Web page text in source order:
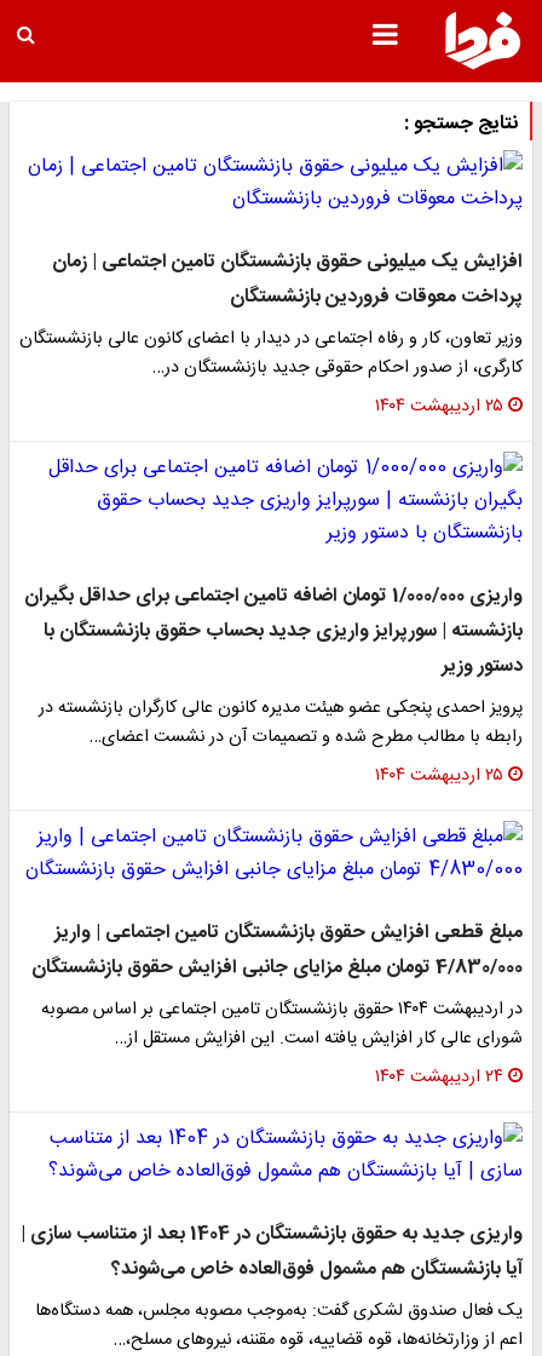
نتایج جستجو :
افزایش یک میلیونی حقوق بازنشستگان تامین اجتماعی | زمان
پرداخت معوقات فروردین بازنشستگان
وزیر تعاون، کار و رفاه اجتماعی در دیدار با اعضای کانون عالی بازنشستگان
کارگری، از صدور احکام حقوقی جدید بازنشستگان در…
۲۵ اردیبهشت ۱۴۰۴
واریزی 1/000/000 تومان اضافه تامین اجتماعی برای حداقل بگیران
بازنشسته | سورپرایز واریزی جدید بحساب حقوق بازنشستگان با
دستور وزیر
پرویز احمدی پنجکی عضو هیئت مدیره کانون عالی کارگران بازنشسته در
رابطه با مطالب مطرح شده و تصمیمات آن در نشست اعضای…
۲۵ اردیبهشت ۱۴۰۴
مبلغ قطعی افزایش حقوق بازنشستگان تامین اجتماعی | واریز
4/830/000 تومان مبلغ مزایای جانبی افزایش حقوق بازنشستگان
در اردیبهشت ۱۴۰۴ حقوق بازنشستگان تامین اجتماعی بر اساس مصوبه
شورای عالی کار افزایش یافته است. این افزایش مستقل از…
۲۴ اردیبهشت ۱۴۰۴
واریزی جدید به حقوق بازنشستگان در 1404 بعد از متناسب سازی |
آیا بازنشستگان هم مشمول فوق‌العاده خاص می‌شوند؟
یک فعال صندوق لشکری گفت: به‌موجب مصوبه مجلس، همه دستگاه‌ها
اعم از وزارتخانه‌ها، قوه قضاییه، قوه مقننه، نیروهای مسلح،…